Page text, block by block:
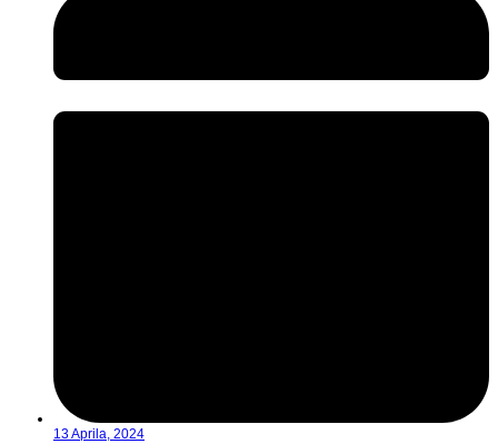
13 Aprila, 2024